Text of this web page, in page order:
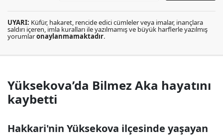
UYARI: Küfür, hakaret, rencide edici cümleler veya imalar, inançlara
saldırı içeren, imla kuralları ile yazılmamış ve büyük harflerle yazılmış
yorumlaronaylanmamaktadır.
Yüksekova’da Bilmez Aka hayatını
kaybetti
Hakkari'nin Yüksekova ilçesinde yaşayan